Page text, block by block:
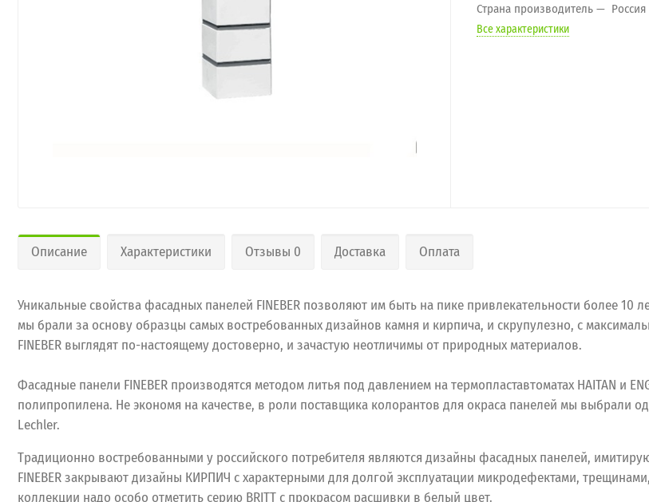
Страна производитель
Россия
Все характеристики
Описание Характеристики Отзывы 0 Доставка Оплата
Уникальные свойства фасадных панелей FINEBER позволяют им быть на пике привлекательности более 10
мы брали за основу образцы самых востребованных дизайнов камня и кирпича, и скрупулезно, с
FINEBER выглядят по-настоящему достоверно, и зачастую неотличимы от природных материалов.
Фасадные панели FINEBER производятся методом литья под давлением на термопластавтоматах HAITAN и
полипропилена. Не экономя на качестве, в роли поставщика колорантов для окраса панелей мы выбрали
Lechler.
Традиционно востребованными у российского потребителя являются дизайны фасадных панелей,
FINEBER закрывают дизайны КИРПИЧ с характерными для долгой эксплуатации микродефектами,
коллекции надо особо отметить серию BRITT с прокрасом расшивки в белый цвет.